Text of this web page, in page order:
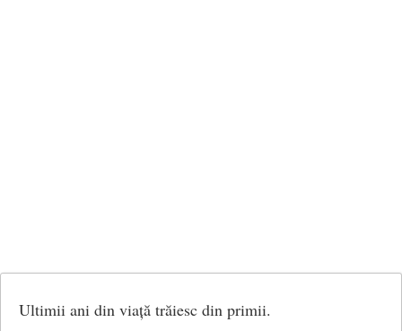
Ultimii ani din viață trăiesc din primii.